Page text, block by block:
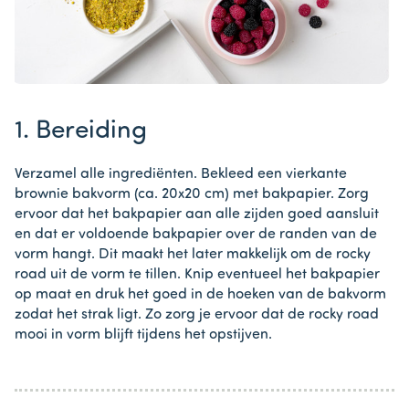
of
1. Bereiding
Verzamel alle ingrediënten. Bekleed een vierkante
brownie bakvorm (ca. 20x20 cm) met bakpapier. Zorg
ervoor dat het bakpapier aan alle zijden goed aansluit
en dat er voldoende bakpapier over de randen van de
vorm hangt. Dit maakt het later makkelijk om de rocky
road uit de vorm te tillen. Knip eventueel het bakpapier
op maat en druk het goed in de hoeken van de bakvorm
zodat het strak ligt. Zo zorg je ervoor dat de rocky road
mooi in vorm blijft tijdens het opstijven.